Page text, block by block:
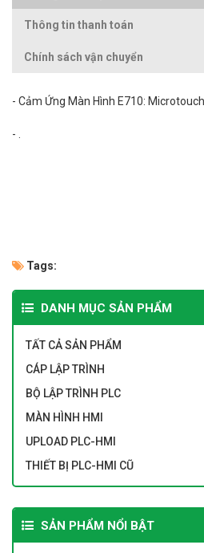
Thông tin thanh toán
Chính sách vận chuyển
- Cảm Ứng Màn Hình E710:
- .
Tags:
DANH MỤC SẢN PHẨM
TẤT CẢ SẢN PHẨM
CÁP LẬP TRÌNH
BỘ LẬP TRÌNH PLC
MÀN HÌNH HMI
UPLOAD PLC-HMI
THIẾT BỊ PLC-HMI CŨ
SẢN PHẨM NỔI BẬT